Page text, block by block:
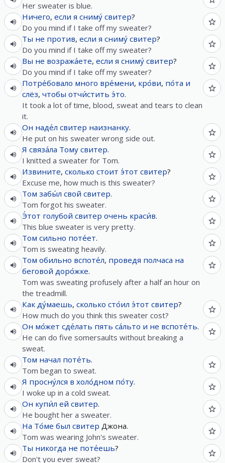
Her sweater is blue.
Ничего, если я сниму́ свитер?
Do you mind if I take off my sweater?
Ты не против, если я сниму́ свитер?
Do you mind if I take off my sweater?
Вы не возража́ете, если я сниму́ свитер?
Do you mind if I take off my sweater?
Потре́бовало много вре́мени, кро́ви, по́та и
слёз, чтобы отчи́стить э́то.
It took a lot of time, blood, sweat and tears to clean
it.
Он наде́л свитер наизнанку.
He put on his sweater wrong side out.
Я связа́ла Тому свитер.
I knitted a sweater for Tom.
Извините, сколько стоит э́тот свитер?
Excuse me, how much is this sweater?
Том забы́л свой свитер.
Tom forgot his sweater.
Э́тот голубой свитер очень краси́в.
This blue sweater is very pretty.
Том сильно поте́ет.
Tom is sweating heavily.
Том обильно вспоте́л, проведя полчаса на
беговой доро́жке.
Tom was sweating profusely after a half an hour on
the treadmill.
Как ду́маешь, сколько сто́ил э́тот свитер?
How much do you think this sweater cost?
Он мо́жет сде́лать пять са́льто и не вспоте́ть.
He can do five somersaults without breaking a
sweat.
Том начал поте́ть.
Tom began to sweat.
Я просну́лся в холо́дном по́ту.
I woke up in a cold sweat.
Он купи́л ей свитер.
He bought her a sweater.
На То́ме был свитер Джона.
Tom was wearing John's sweater.
Ты никогда не поте́ешь?
Don't you ever sweat?